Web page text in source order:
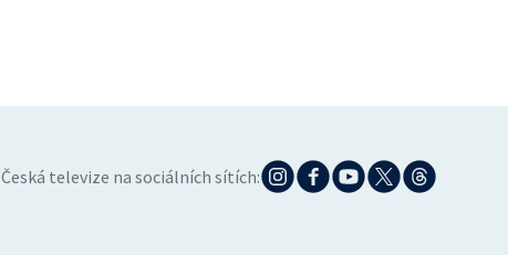
Česká televize na sociálních sítích: